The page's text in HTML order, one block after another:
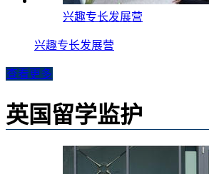
兴趣专长发展营
兴趣专长发展营
查看更多
英国留学监护